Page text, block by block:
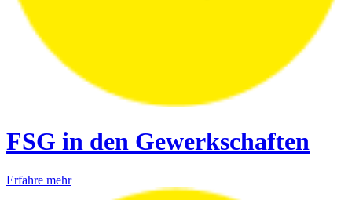
FSG in den Gewerkschaften
Erfahre mehr